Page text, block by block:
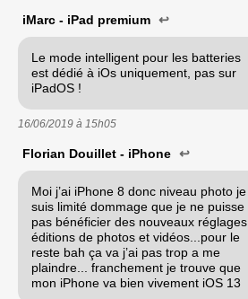
iMarc - iPad premium ↩
Le mode intelligent pour les batteries
est dédié à iOs uniquement, pas sur
iPadOS !
16/06/2019 à 15h05
Florian Douillet - iPhone ↩
Moi j’ai iPhone 8 donc niveau photo je
suis limité dommage que je ne puisse
pas bénéficier des nouveaux réglages
éditions de photos et vidéos...pour le
reste bah ça va j’ai pas trop a me
plaindre... franchement je trouve que
mon iPhone va bien vivement iOS 13